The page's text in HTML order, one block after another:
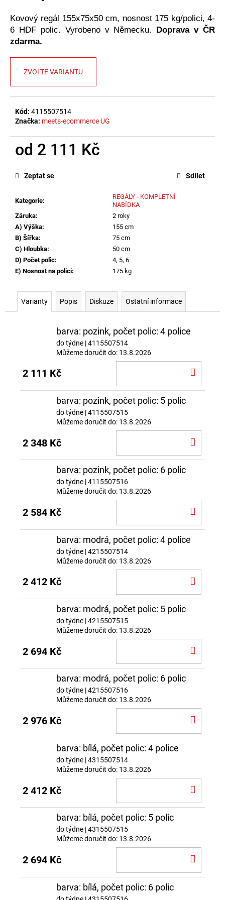
Kovový regál 155x75x50 cm, nosnost 175 kg/polici, 4-
6 HDF polic. Vyrobeno v Německu. Doprava v ČR
zdarma.
ZVOLTE VARIANTU
Kód: 4115507514
Značka: meets-ecommerce UG
od 2 111 Kč
Měrná
Kategorie:
REGÁLY - KOMPLETNÍ
NABÍDKA
Záruka:
2 roky
A) Výška:
155 cm
B) Šířka:
75 cm
C) Hloubka:
50 cm
D) Počet polic:
4, 5, 6
E) Nosnost na polici: 175 kg
Zeptat se Sdílet
Varianty Popis Diskuze Ostatní informace
barva: pozink, počet polic: 4 police
do týdne | 4115507514
Můžeme doručit do: 13.8.2026
2 111 Kč
barva: pozink, počet polic: 5 polic
do týdne | 4115507515
Můžeme doručit do: 13.8.2026
2 348 Kč
barva: pozink, počet polic: 6 polic
do týdne | 4115507516
Můžeme doručit do: 13.8.2026
2 584 Kč
barva: modrá, počet polic: 4 police
do týdne | 4215507514
Můžeme doručit do: 13.8.2026
2 412 Kč
barva: modrá, počet polic: 5 polic
do týdne | 4215507515
Můžeme doručit do: 13.8.2026
2 694 Kč
barva: modrá, počet polic: 6 polic
do týdne | 4215507516
Můžeme doručit do: 13.8.2026
2 976 Kč
barva: bílá, počet polic: 4 police
do týdne | 4315507514
Můžeme doručit do: 13.8.2026
2 412 Kč
barva: bílá, počet polic: 5 polic
do týdne | 4315507515
Můžeme doručit do: 13.8.2026
2 694 Kč
barva: bílá, počet polic: 6 polic
u
j
e
m
e